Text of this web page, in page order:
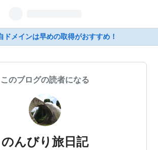
ドメインは早めの取得がおすすめ！
このブログの読者になる
のんびり旅日記